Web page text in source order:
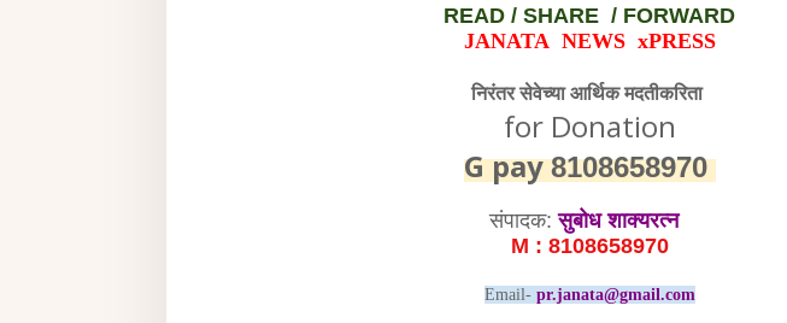
READ / SHARE / FORWARD
JANATA NEWS xPRESS
निरंतर सेवेच्या आर्थिक मदतीकरिता
for Donation
G pay8108658970
संपादक:सुबोध शाक्यरत्न
M : 8108658970
Email- pr.janata@gmail.com